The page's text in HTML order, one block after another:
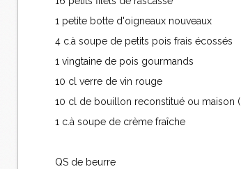
1 petite botte d'oigneaux nouveaux
4 c.à soupe de petits pois frais écossés
1 vingtaine de pois gourmands
10 cl verre de vin rouge
10 cl de bouillon reconstitué ou maison
1 c.à soupe de crème fraîche
QS de beurre